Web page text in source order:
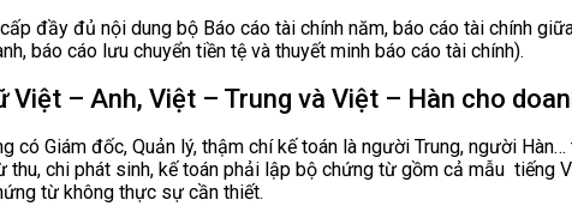
đầy đủ nội dung bộ Báo cáo tài chính năm, báo cáo tài chính
báo cáo lưu chuyển tiền tệ và thuyết minh báo cáo tài chính).
Việt – Anh, Việt – Trung và Việt – Hàn cho
có Giám đốc, Quản lý, thậm chí kế toán là người Trung, người
chi phát sinh, kế toán phải lập bộ chứng từ gồm cả mẫu tiếng
từ không thực sự cần thiết.